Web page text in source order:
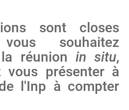
sont closes
souhaitez
réunion in situ,
vous présenter à
l'Inp à compter